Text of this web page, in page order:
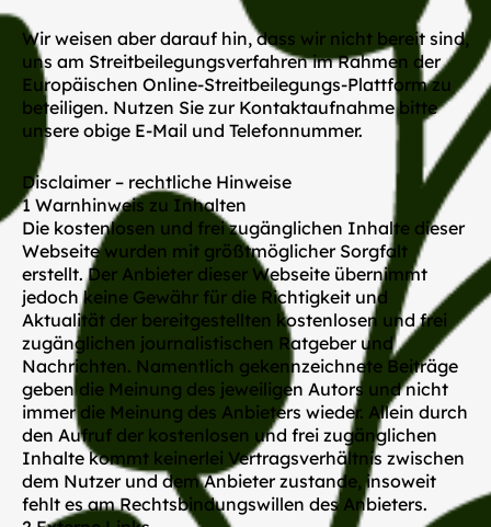
Wir weisen aber darauf hin, dass wir nicht bereit sind,
uns am Streitbeilegungsverfahren im Rahmen der
Europäischen Online-Streitbeilegungs-Plattform zu
beteiligen. Nutzen Sie zur Kontaktaufnahme bitte
unsere obige E-Mail und Telefonnummer.
Disclaimer – rechtliche Hinweise
1 Warnhinweis zu Inhalten
Die kostenlosen und frei zugänglichen Inhalte dieser
Webseite wurden mit größtmöglicher Sorgfalt
erstellt. Der Anbieter dieser Webseite übernimmt
jedoch keine Gewähr für die Richtigkeit und
Aktualität der bereitgestellten kostenlosen und frei
zugänglichen journalistischen Ratgeber und
Nachrichten. Namentlich gekennzeichnete Beiträge
geben die Meinung des jeweiligen Autors und nicht
immer die Meinung des Anbieters wieder. Allein durch
den Aufruf der kostenlosen und frei zugänglichen
Inhalte kommt keinerlei Vertragsverhältnis zwischen
dem Nutzer und dem Anbieter zustande, insoweit
fehlt es am Rechtsbindungswillen des Anbieters.